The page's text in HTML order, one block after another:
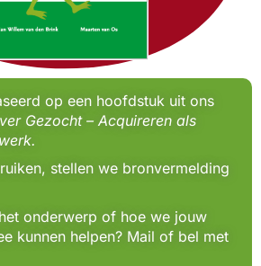
op een hoofdstuk uit ons
Gezocht – Acquireren als
stellen we bronvermelding
onderwerp of hoe we jouw
kunnen helpen? Mail of bel met